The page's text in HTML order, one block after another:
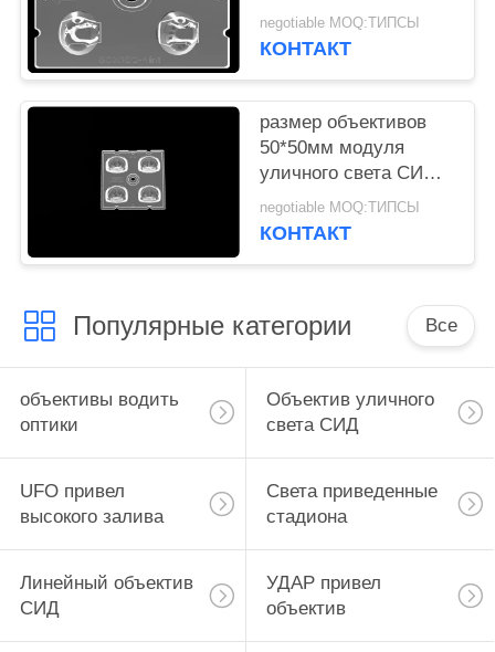
отражения объектива
уличного света СИД
negotiable MOQ:ТИПСЫ
КОНТАКТ
размер объективов
50*50мм модуля
уличного света СИД
ПК 2кс2 для
освещения широкого
negotiable MOQ:ТИПСЫ
КОНТАКТ
Популярные категории Все
объективы водить
оптики
Объектив уличного
света СИД
UFO привел
высокого залива
Света приведенные
стадиона
Линейный объектив
СИД
УДАР привел
объектив